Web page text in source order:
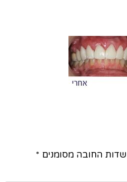
שדות החובה מסומנים *